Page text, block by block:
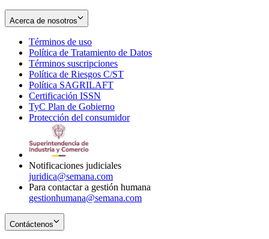
Acerca de nosotros
Términos de uso
in
new
window
Política de Tratamiento de Datos
Términos suscripciones
in
Política de Riesgos C/ST
Política SAGRILAFT
new
window
Certificación ISSN
in
new
TyC Plan de Gobierno
in
Protección del consumidorOpens
Notificaciones judiciales
juridica@semana.com
Para contactar a gestión humana
gestionhumana@semana.com
Contáctenos